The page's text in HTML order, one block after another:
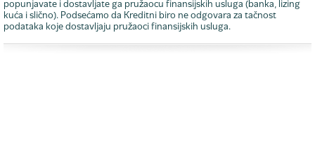
popunjavate i dostavljate ga pružaocu finansijskih usluga (banka, lizing
kuća i slično). Podsećamo da Kreditni biro ne odgovara za tačnost
podataka koje dostavljaju pružaoci finansijskih usluga.